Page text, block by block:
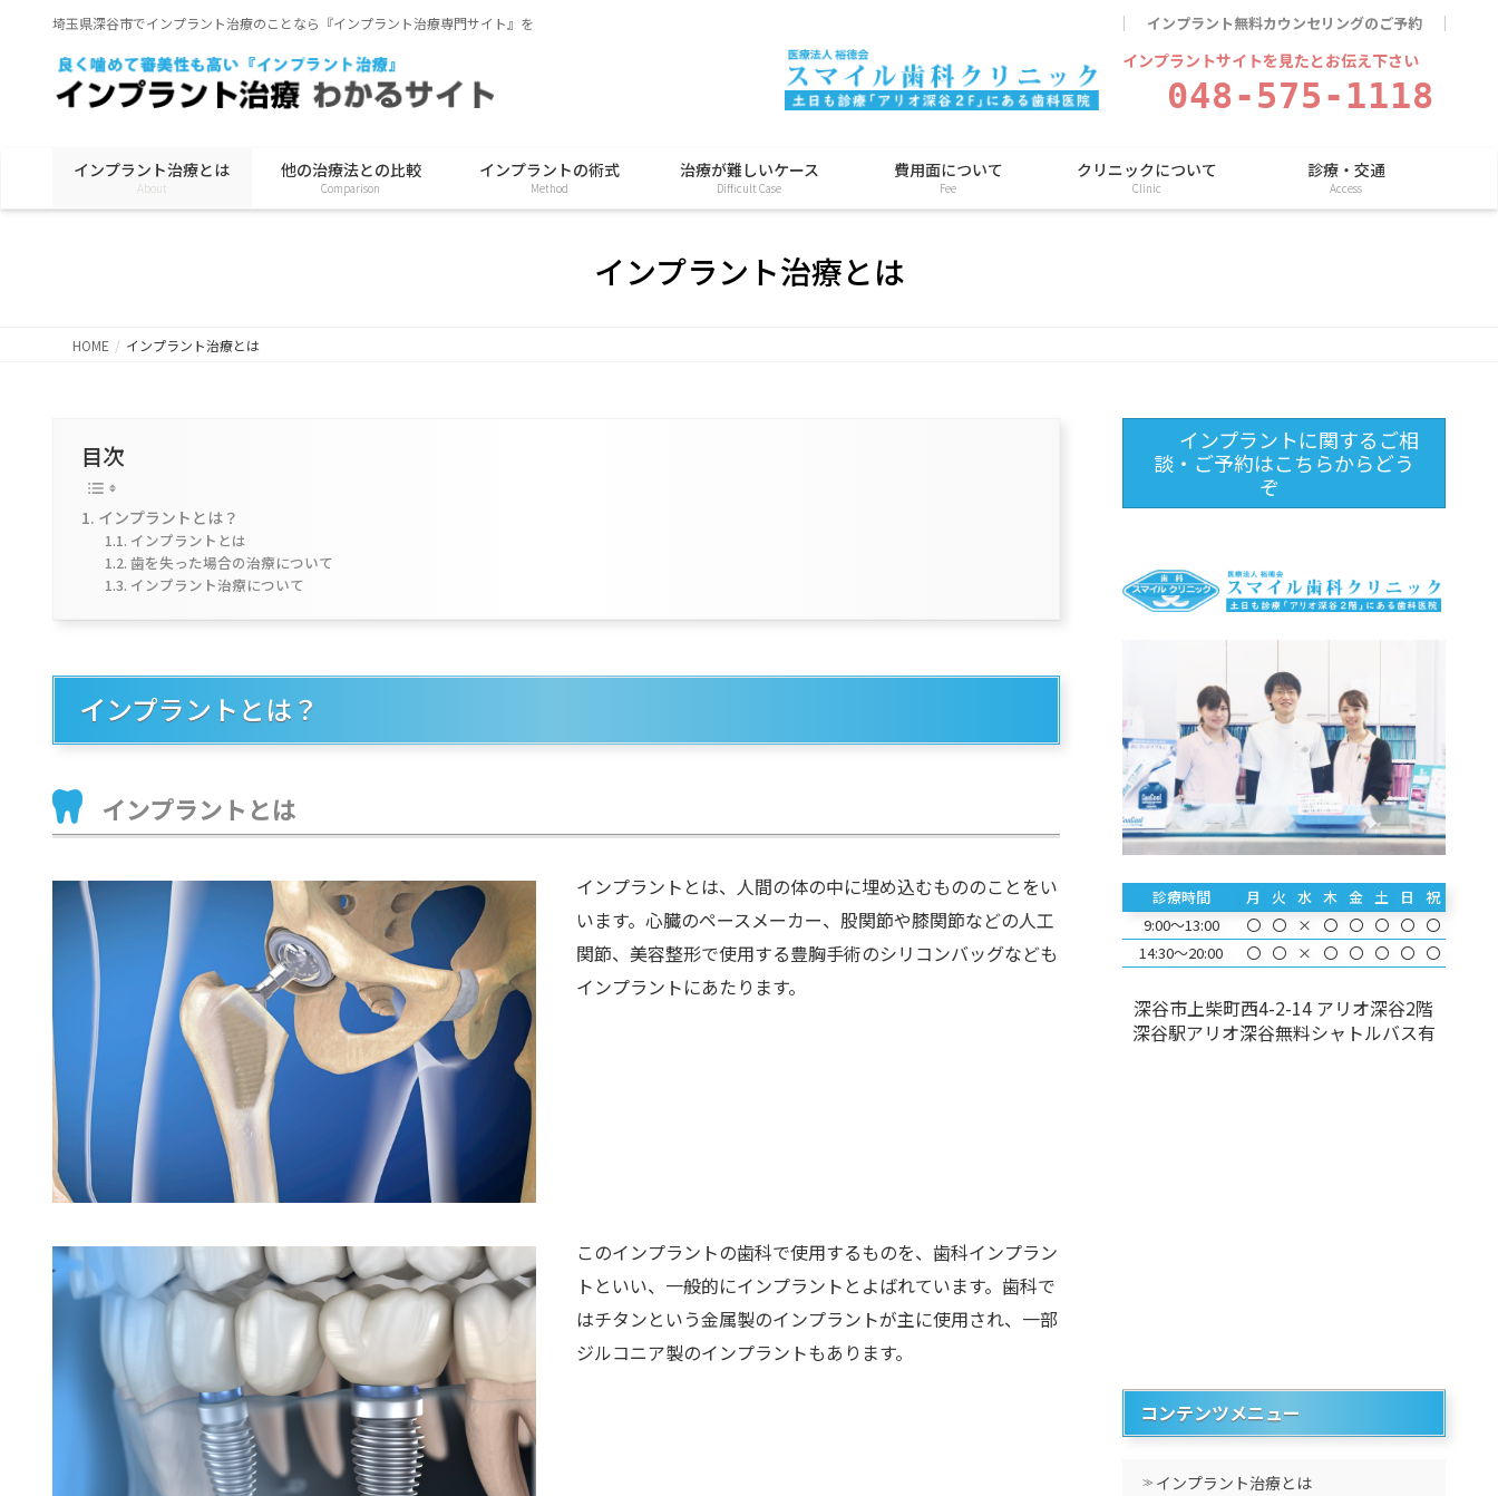
埼玉県深谷市でインプラント治療のことなら『インプラント治療専門サイト』を インプラント無料カウンセリングのご予約
インプラントサイトを見たとお伝え下さい
048-575-1118
インプラント治療とは
About
他の治療法との比較
Comparison
インプラントの術式
Method
治療が難しいケース
Difficult Case
費用面について
Fee
クリニックについて
Clinic
診療・交通
Access
インプラント治療とは
HOME インプラント治療とは
目次
インプラントとは？
インプラントとは
歯を失った場合の治療について
インプラント治療について
インプラントとは？
インプラントとは
インプラントとは、人間の体の中に埋め込むもののことをい
います。心臓のペースメーカー、股関節や膝関節などの人工
関節、美容整形で使用する豊胸手術のシリコンバッグなども
インプラントにあたります。
このインプラントの歯科で使用するものを、歯科インプラン
トといい、一般的にインプラントとよばれています。歯科で
はチタンという金属製のインプラントが主に使用され、一部
ジルコニア製のインプラントもあります。
インプラントに関するご相
談・ご予約はこちらからどう
ぞ
診療時間 月 火 水 木 金 土 日
祝
9:00～13:00
〇 〇 × 〇 〇 〇 〇 〇
14:30～20:00
〇 〇 × 〇 〇 〇 〇 〇
深谷市上柴町西4-2-14 アリオ深谷2階
深谷駅アリオ深谷無料シャトルバス有
コンテンツメニュー
インプラント治療とは